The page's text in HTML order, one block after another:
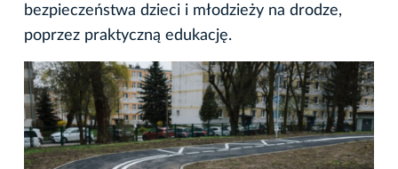
bezpieczeństwa dzieci i młodzieży na drodze,
poprzez praktyczną edukację.